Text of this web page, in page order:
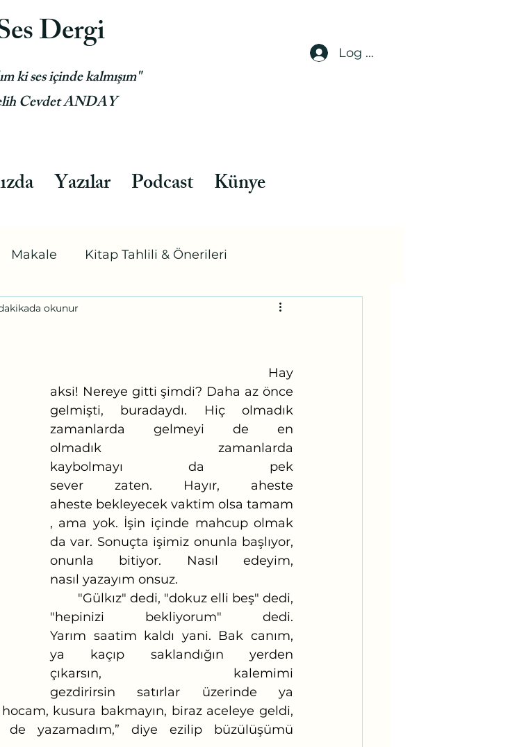
Dergi
ki ses içinde kalmışım"
Cevdet ANDAY
Log In
Yazılar Podcast Künye
Makale Kitap Tahlili & Önerileri
okunur
aksi! Nereye gitti şimdi? Daha az önce
gelmişti, buradaydı. Hiç olmadık
zamanlarda gelmeyi de en
olmadık zamanlarda
kaybolmayı da pek
sever zaten. Hayır, aheste
aheste bekleyecek vaktim olsa tamam
, ama yok. İşin içinde mahcup olmak
da var. Sonuçta işimiz onunla başlıyor,
onunla bitiyor. Nasıl edeyim,
nasıl yazayım onsuz.
"hepinizi bekliyorum" dedi.
Yarım saatim kaldı yani. Bak canım,
ya kaçıp saklandığın yerden
çıkarsın, kalemimi
gezdirirsin satırlar üzerinde ya
hocam, kusura bakmayın, biraz aceleye geldi,
de yazamadım,” diye ezilip büzülüşümü